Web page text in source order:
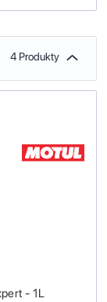
4 Produkty
- 1L